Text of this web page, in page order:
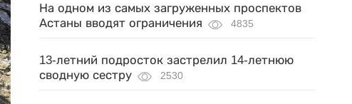
На одном из самых загруженных проспектов
Астаны вводят ограничения
4835
13-летний подросток застрелил 14-летнюю
сводную сестру
2530